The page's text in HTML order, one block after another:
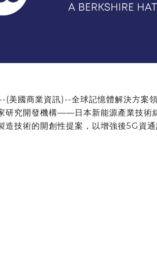
國商業資訊)--全球記憶體解決方案
研究開發機構——日本新能源產業技術
造技術的開創性提案，以增強後5G資通